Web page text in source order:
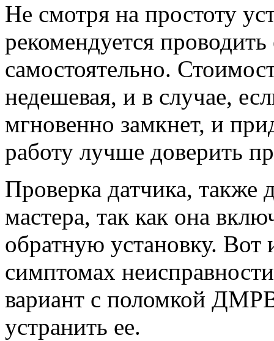
Не смотря на простоту
рекомендуется
самостоятельно.
недешевая, и в случае,
мгновенно замкнет, и
работу лучше доверить
Проверка датчика, также
мастера, так как она
обратную установку. Вот
симптомах
вариант с поломкой
устранить ее.